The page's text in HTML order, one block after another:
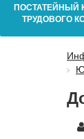
ПОСТАТЕЙНЫЙ
ТРУДОВОГО